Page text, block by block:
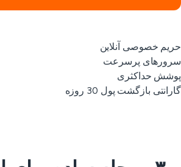
خصوصی آنلاین
پرسرعت
حداکثری
بازگشت پول 30 روزه